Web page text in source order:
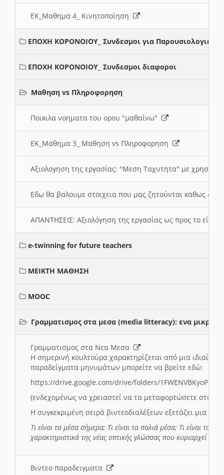
ΕΚ_Μαθημα 4_ Κινητοποίηση
ΕΠΟΧΗ ΚΟΡΟΝΟΙΟΥ_ Συνδεσμοι για Παρουσιολογια
ΕΠΟΧΗ ΚΟΡΟΝΟΙΟΥ_ Συνδεσμοι διαφοροι
Μαθηση vs Πληροφορηση
Ποικιλα νοηματα του ορου "μαθαίνω"
ΕΚ_Μαθημα 3_ Μαθηση vs Πληροφορηση
Αξιολογηση της εργασίας: "Μεση Ταχυτητα" με χρηση
Εδω θα βαλουμε στοιχεια που μας ζητούνται καθως
ΑΠΑΝΤΗΣΕΙΣ: Αξιολόγηση της εργασίας ως προς το
e-twinning for future teachers
ΜΕΙΚΤΗ ΜΑΘΗΣΗ
MOOC
Γραμματισμος στα μεσα (media litteracy): ενα μικρο
Γραμματισμος στα Νεα Μεσα
Η σημερινή κουλτούρα χαρακτηρίζεται από μια
παραδείγματα μηνυμάτων μπορείτε να βρείτε εδώ:
https://drive.google.com/drive/folders/
(ενδεχομένως να χρειαστεί να τα μεταφορτώσετε στο
Η συγκεκριμένη σειρά βιντεοδιαλέξεων εξετάζει μια
Τι είναι τα μέσα σήμερα; Τι είναι τα παλιά μέσα; Τι είναι τα
χαρακτηριστικά της νέας οπτικής γλώσσας που κυριαρχεί
Βιντεο παραδειγματα